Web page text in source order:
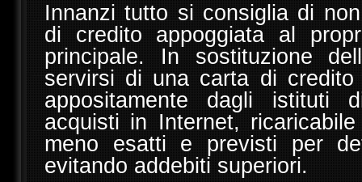
Innanzi tutto si consiglia di
di credito appoggiata al
principale. In sostituzione
servirsi di una carta di credito
appositamente dagli istituti
acquisti in Internet,
meno esatti e previsti per
evitando addebiti superiori.